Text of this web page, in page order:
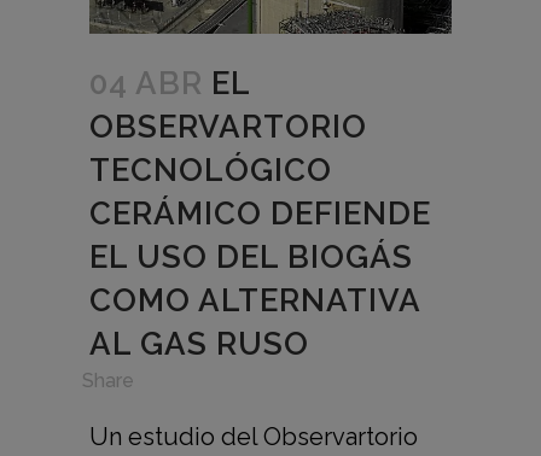
04 ABR EL
OBSERVARTORIO
TECNOLÓGICO
CERÁMICO DEFIENDE
EL USO DEL BIOGÁS
COMO ALTERNATIVA
AL GAS RUSO
Share
Un estudio del Observartorio